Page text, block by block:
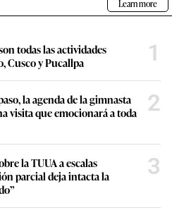
todas las actividades
Cusco y Pucallpa
1
la agenda de la gimnasta
visita que emocionará a toda
2
la TUUA a escalas
parcial deja intacta la
3